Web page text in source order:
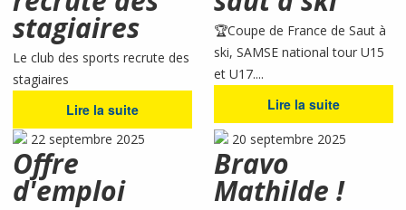
stagiaires
Le club des sports recrute des
stagiaires
Lire la suite
🏆Coupe de France de Saut à
ski, SAMSE national tour U15
et U17....
Lire la suite
22 septembre 2025
Offre
d'emploi
20 septembre 2025
Bravo
Mathilde !